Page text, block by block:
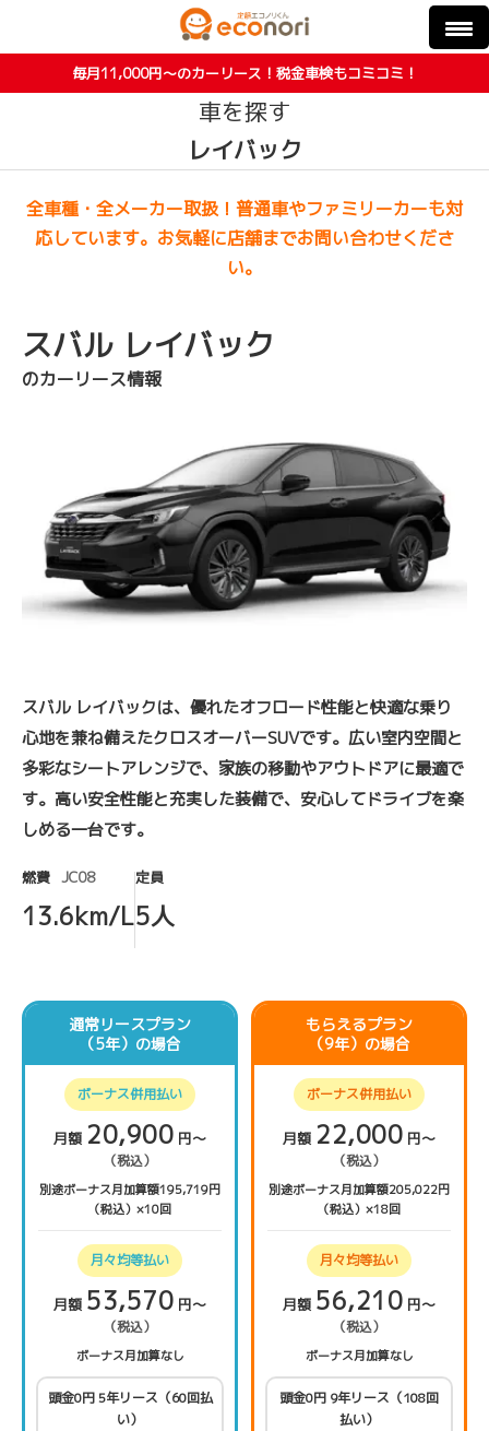
毎月11,000円〜のカーリース！税金車検もコミコミ！
車を探す
レイバック
全車種・全メーカー取扱！普通車やファミリーカーも対
応しています。お気軽に店舗までお問い合わせくださ
い。
スバル レイバック
のカーリース情報
スバル レイバックは、優れたオフロード性能と快適な乗り
心地を兼ね備えたクロスオーバーSUVです。広い室内空間と
多彩なシートアレンジで、家族の移動やアウトドアに最適で
す。高い安全性能と充実した装備で、安心してドライブを楽
しめる一台です。
燃費 JC08
13.6km/L
定員
5人
通常リースプラン
（5年）の場合
ボーナス併用払い
月額 20,900 円〜
（税込）
別途ボーナス月加算額195,719円
（税込）×10回
月々均等払い
月額 53,570 円〜
（税込）
ボーナス月加算なし
頭金0円 5年リース（60回払
い）
もらえるプラン
（9年）の場合
ボーナス併用払い
月額 22,000 円〜
（税込）
別途ボーナス月加算額205,022円
（税込）×18回
月々均等払い
月額 56,210 円〜
（税込）
ボーナス月加算なし
頭金0円 9年リース（108回
払い）